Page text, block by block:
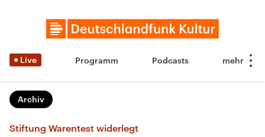
Live Programm Podcasts
Archiv
Stiftung Warentest widerlegt